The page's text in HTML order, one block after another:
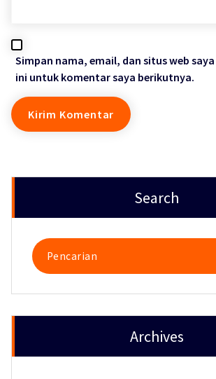
Simpan nama, email, dan situs web
ini untuk komentar saya berikutnya.
Search
Pencarian
untuk:
Archives